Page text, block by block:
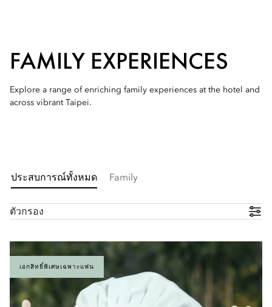
FAMILY EXPERIENCES
Explore a range of enriching family experiences at the hotel and
across vibrant Taipei.
ประสบการณ์ทั้งหมด Family
ตัวกรอง
เอกสิทธิ์พิเศษเฉพาะแฟน